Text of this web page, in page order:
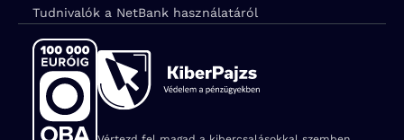
Tudnivalók a NetBank használatáról